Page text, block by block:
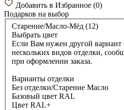
Добавить в Избранное (0)
Подарков на выбор
Старение/Масло-Мёд (12)
Выбрать цвет
Если Вам нужен другой вариант
нескольких видов отделки,
при оформлении заказа.
Варианты отделки
Без отделки/Старение Масло
Базовый цвет RAL
Цвет RAL+